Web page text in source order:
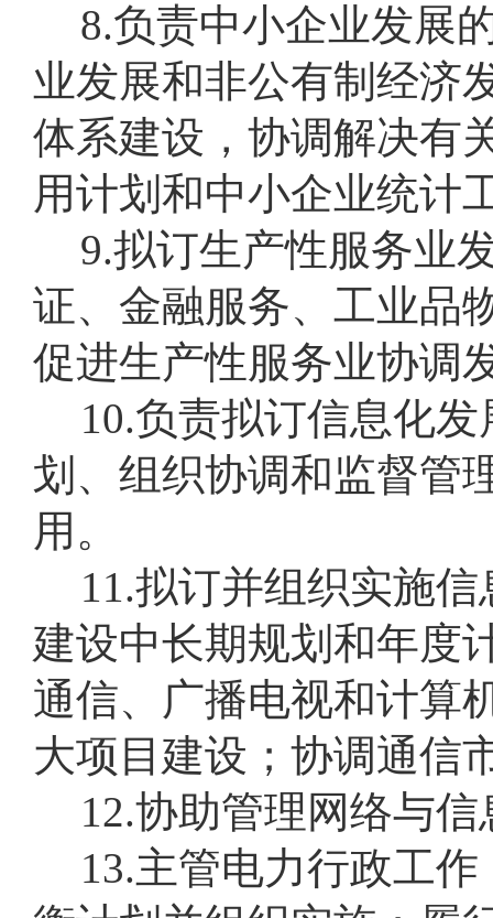
8.负责中小企业发展
业发展和非公有制经济
体系建设，协调解决有
用计划和中小企业统计
9.拟订生产性服务业
证、金融服务、工业品
促进生产性服务业协调
10.负责拟订信息化
划、组织协调和监督管
用。
11.拟订并组织实施
建设中长期规划和年度
通信、广播电视和计算
大项目建设；协调通信
12.协助管理网络与
13.主管电力行政工